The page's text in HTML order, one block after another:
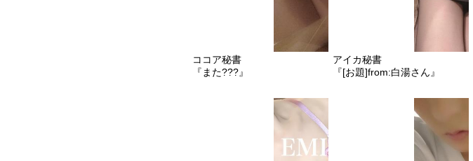
ココア秘書
『また???』
アイカ秘書
『[お題]from:白湯さん』